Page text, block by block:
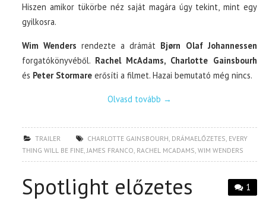
Hiszen amikor tükörbe néz saját magára úgy tekint, mint egy
gyilkosra.
Wim Wenders rendezte a drámát Bjørn Olaf Johannessen
forgatókönyvéből. Rachel McAdams, Charlotte Gainsbourh
és Peter Stormare erősíti a filmet. Hazai bemutató még nincs.
Olvasd tovább →
TRAILER CHARLOTTE GAINSBOURH DRÁMAELŐZETES EVERY
THING WILL BE FINE JAMES FRANCO RACHEL MCADAMS ,WIM WENDERS
1
Spotlight előzetes